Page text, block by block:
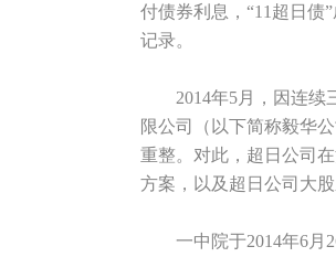
付债券利息，“11超日债
记录。
2014年5月，因连续三
限公司（以下简称毅华
重整。对此，超日公司
方案，以及超日公司大
一中院于2014年6月